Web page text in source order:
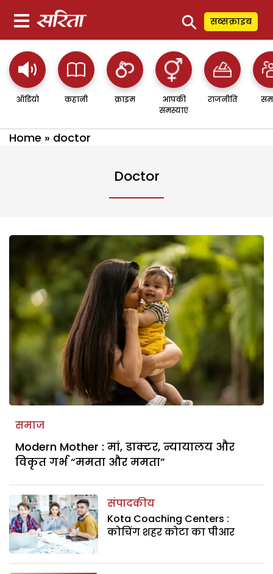
⚲ सब्सक्राइब
ऑडियो कहानी क्राइम
आपकी
समस्याएं
राजनीति
Home » doctor
Doctor
समाज
Modern Mother : मां, डाक्टर, न्यायालय और
विकृत गर्भ “ममता और ममता”
संपादकीय
Kota Coaching Centers :
कोचिंग शहर कोटा का पीआर